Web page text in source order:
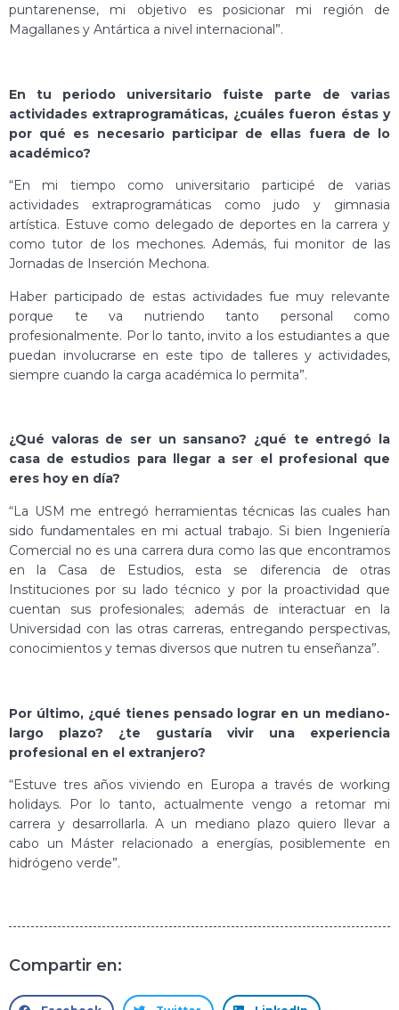
puntarenense, mi objetivo es posicionar mi región de
Magallanes y Antártica a nivel internacional”.
En tu periodo universitario fuiste parte de varias
actividades extraprogramáticas, ¿cuáles fueron éstas y
por qué es necesario participar de ellas fuera de lo
académico?
“En mi tiempo como universitario participé de varias
actividades extraprogramáticas como judo y gimnasia
artística. Estuve como delegado de deportes en la carrera y
como tutor de los mechones. Además, fui monitor de las
Jornadas de Inserción Mechona.
Haber participado de estas actividades fue muy relevante
porque te va nutriendo tanto personal como
profesionalmente. Por lo tanto, invito a los estudiantes a que
puedan involucrarse en este tipo de talleres y actividades,
siempre cuando la carga académica lo permita”.
¿Qué valoras de ser un sansano? ¿qué te entregó la
casa de estudios para llegar a ser el profesional que
eres hoy en día?
“La USM me entregó herramientas técnicas las cuales han
sido fundamentales en mi actual trabajo. Si bien Ingeniería
Comercial no es una carrera dura como las que encontramos
en la Casa de Estudios, esta se diferencia de otras
Instituciones por su lado técnico y por la proactividad que
cuentan sus profesionales; además de interactuar en la
Universidad con las otras carreras, entregando perspectivas,
conocimientos y temas diversos que nutren tu enseñanza”.
Por último, ¿qué tienes pensado lograr en un mediano-
largo plazo? ¿te gustaría vivir una experiencia
profesional en el extranjero?
“Estuve tres años viviendo en Europa a través de working
holidays. Por lo tanto, actualmente vengo a retomar mi
carrera y desarrollarla. A un mediano plazo quiero llevar a
cabo un Máster relacionado a energías, posiblemente en
hidrógeno verde”.
Compartir en: